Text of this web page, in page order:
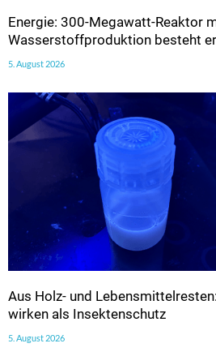
Energie: 300-Megawatt-Reaktor
Wasserstoffproduktion besteht
5. August 2026
Aus Holz- und
wirken als Insektenschutz
5. August 2026